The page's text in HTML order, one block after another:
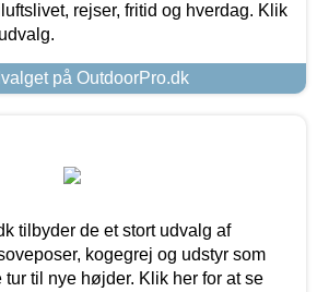
rejser, fritid og hverdag. Klik
på OutdoorPro.dk
tilbyder de et stort udvalg af
kogegrej og udstyr som
til nye højder. Klik her for at se